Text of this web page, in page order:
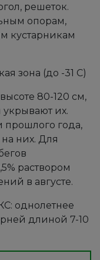
решеток.
опорам,
кустарникам
зона (до -31 С)
80-120 см,
укрывают их.
прошлого года,
них. Для
раствором
в августе.
однолетнее
длиной 7-10